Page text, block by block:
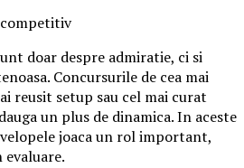
doar despre admiratie, ci si
Concursurile de cea mai
reusit setup sau cel mai curat
un plus de dinamica. In aceste
joaca un rol important,